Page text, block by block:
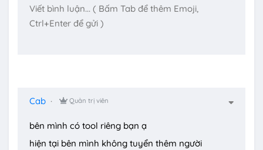
Cab Quản trị viên
bên mình có tool riêng bạn ạ
hiện tại bên mình không tuyển thêm người